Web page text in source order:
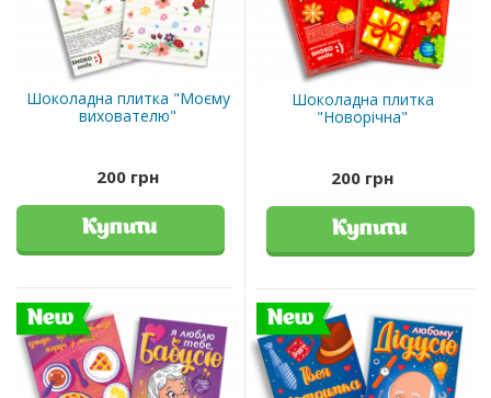
Шоколадна плитка "Моєму
вихователю"
200 грн
Купити
Шоколадна плитка
"Новорічна"
200 грн
Купити
New New